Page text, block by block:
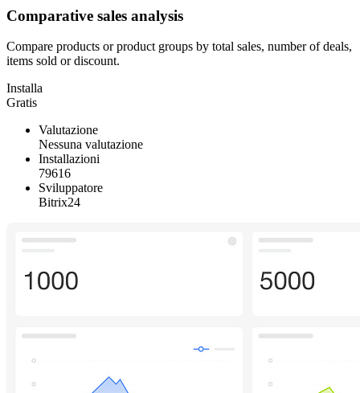
Comparative sales analysis
Compare products or product groups by total sales, number of deals,
items sold or discount.
Installa
Gratis
Valutazione
Nessuna valutazione
Installazioni
79616
Sviluppatore
Bitrix24